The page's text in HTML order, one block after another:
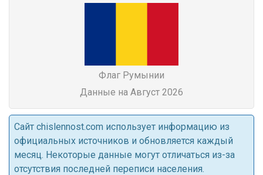
Флаг Румынии
Данные на Август 2026
Cайт chislennost.com использует информацию из
официальных источников и обновляется каждый
месяц. Некоторые данные могут отличаться из-за
отсутствия последней переписи населения.